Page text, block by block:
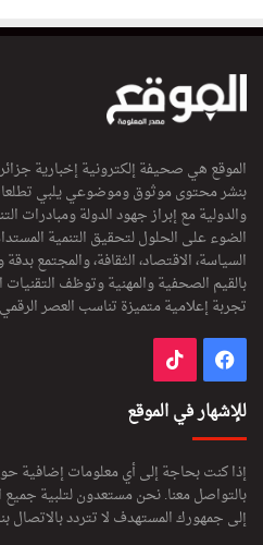
الموقع هي صحيفة إلكترونية إخبارية
بنشر محتوى موثوق وموضوعي يلبي تطلعات
والدولية مع إبراز جهود الدولة ومبادرات
الضوء على الحلول لتحقيق التنمية
السياسة، الاقتصاد، الثقافة، والمجتمع
بالقيم الصحفية والمهنية وتوظف التقنيات
تجربة إعلامية متميزة تناسب العصر
فيسبوك
للإشهار في الموقع
إذا كنت بحاجة إلى أي معلومات إضافية
بالتواصل معنا. نحن مستعدون لتلبية
إلى جمهورك المستهدف لا تتردد بالاتصال